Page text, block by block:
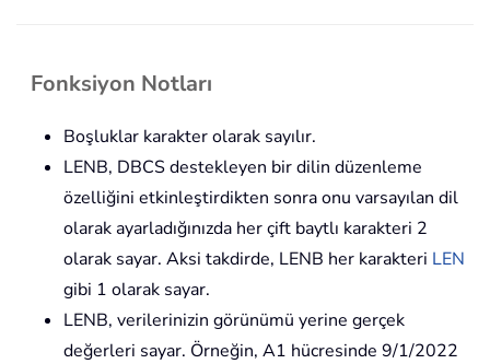
Fonksiyon Notları
Boşluklar karakter olarak sayılır.
LENB, DBCS destekleyen bir dilin düzenleme
özelliğini etkinleştirdikten sonra onu varsayılan dil
olarak ayarladığınızda her çift baytlı karakteri 2
olarak sayar. Aksi takdirde, LENB her karakteri LEN
gibi 1 olarak sayar.
LENB, verilerinizin görünümü yerine gerçek
değerleri sayar. Örneğin, A1 hücresinde 9/1/2022